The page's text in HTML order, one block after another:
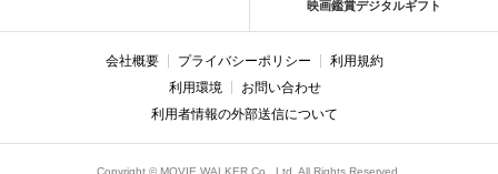
映画鑑賞デジタルギフト
会社概要 プライバシーポリシー
利用規約
利用環境
お問い合わせ
利用者情報の外部送信について
Copyright © MOVIE WALKER Co., Ltd. All Rights Reserved.